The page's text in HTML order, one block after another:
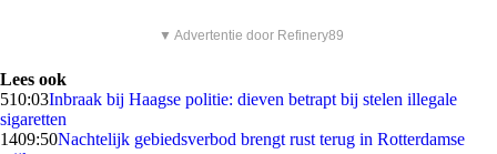
▼ Advertentie door Refinery89
Lees ook
510:03Inbraak bij Haagse politie: dieven betrapt bij stelen illegale
sigaretten
1409:50Nachtelijk gebiedsverbod brengt rust terug in Rotterdamse